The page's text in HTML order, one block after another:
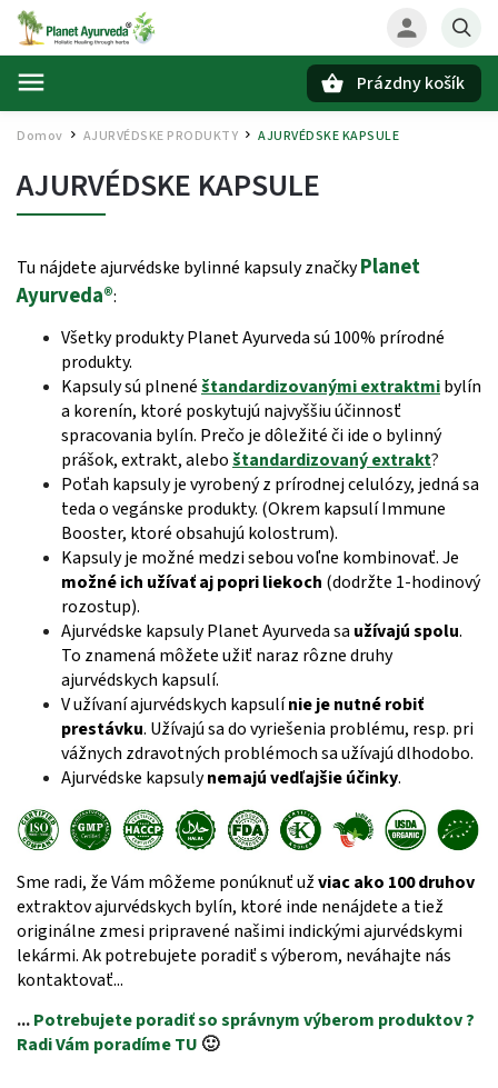
Prázdny košík
Domov AJURVÉDSKE PRODUKTY / AJURVÉDSKE KAPSULE
AJURVÉDSKE KAPSULE
Tu nájdete ajurvédske bylinné kapsuly značkyPlanet
Ayurveda®:
Všetky produkty Planet Ayurveda sú 100% prírodné
produkty.
Kapsuly sú plnenéštandardizovanými extraktmibylín
a korenín, ktoré poskytujú najvyššiu účinnosť
spracovania bylín. Prečo je dôležité či ide o bylinný
prášok, extrakt, aleboštandardizovaný extrakt?
Poťah kapsuly je vyrobený z prírodnej celulózy, jedná sa
teda o vegánske produkty. (Okrem kapsulí Immune
Booster, ktoré obsahujú kolostrum).
Kapsuly je možné medzi sebou voľne kombinovať. Je
možné ich užívať ajpopri liekoch (dodržte 1-hodinový
rozostup).
Ajurvédske kapsuly Planet Ayurveda sa užívajú spolu.
To znamená môžete užiť naraz rôzne druhy
ajurvédskych kapsulí.
V užívaní ajurvédskych kapsulínie je nutné robiť
prestávku. Užívajú sa do vyriešenia problému, resp. pri
vážnych zdravotných problémoch sa užívajú dlhodobo.
Ajurvédske kapsulynemajú vedľajšie účinky.
Sme radi, že Vám môžeme ponúknuť užviac ako 100 druhov
extraktov ajurvédskych bylín, ktoré inde nenájdete a tiež
originálne zmesi pripravené našimi indickými ajurvédskymi
lekármi. Ak potrebujete poradiť s výberom, neváhajte nás
kontaktovať...
...Potrebujete poradiť so správnym výberom produktov ?
Radi Vám poradíme TU 🙂